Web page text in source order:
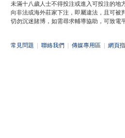
未滿十八歲人士不得投注或進入可投注的地方
向非法或海外莊家下注，即屬違法，且可被
切勿沉迷賭博，如需尋求輔導協助，可致電
常見問題 聯絡我們 傳媒專用區 網頁